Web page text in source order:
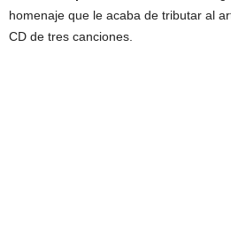
homenaje que le acaba de tributar al
CD de tres canciones.